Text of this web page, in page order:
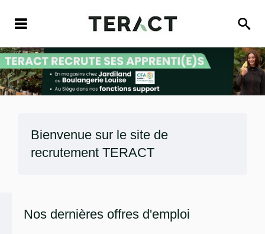
Bienvenue sur le site de
recrutement TERACT
Nos dernières offres d'emploi